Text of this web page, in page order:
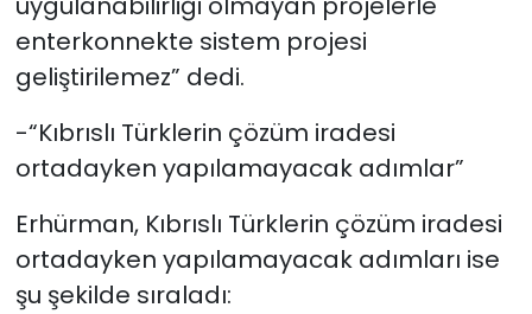
enterkonnekte sistem projesi
geliştirilemez” dedi.
-“Kıbrıslı Türklerin çözüm iradesi
ortadayken yapılamayacak adımlar”
Erhürman, Kıbrıslı Türklerin çözüm iradesi
ortadayken yapılamayacak adımları ise
şu şekilde sıraladı: